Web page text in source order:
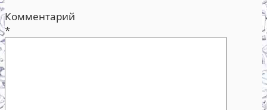
Комментарий
*